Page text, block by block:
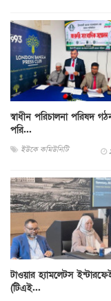
স্বাধীন পরিচালনা পরিষদ
পরি...
ইউকে কমিউনিটি
টাওয়ার হ্যামলেটস
(টিএই...